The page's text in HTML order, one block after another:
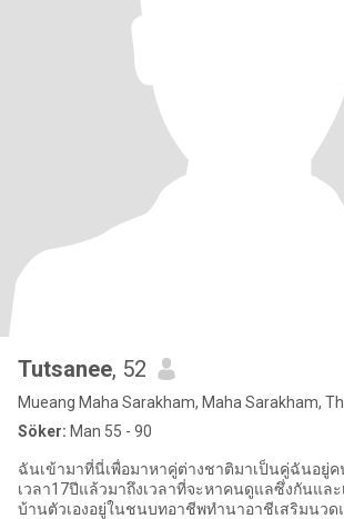
Tutsanee, 52
Mueang Maha Sarakham, Maha Sarakham,
Söker: Man 55 - 90
ฉันเข้ามาที่นี่เพื่อมาหาคู่ต่างชาติมาเป็นคู่ฉันอยู่ค
เวลา17ปีแล้วมาถึงเวลาที่จะหาคนดูแลซึ่งกันแล
บ้านตัวเองอยู่ในชนบทอาชีพทำนาอาชีเสริมนวด